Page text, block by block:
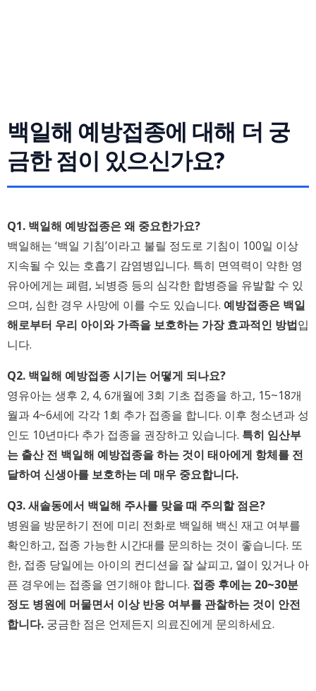
백일해 예방접종에 대해 더 궁
금한 점이 있으신가요?
Q1. 백일해 예방접종은 왜 중요한가요?
백일해는 ‘백일 기침’이라고 불릴 정도로 기침이 100일 이상
지속될 수 있는 호흡기 감염병입니다. 특히 면역력이 약한 영
유아에게는 폐렴, 뇌병증 등의 심각한 합병증을 유발할 수 있
으며, 심한 경우 사망에 이를 수도 있습니다. 예방접종은 백일
해로부터 우리 아이와 가족을 보호하는 가장 효과적인 방법입
니다.
Q2. 백일해 예방접종 시기는 어떻게 되나요?
영유아는 생후 2, 4, 6개월에 3회 기초 접종을 하고, 15~18개
월과 4~6세에 각각 1회 추가 접종을 합니다. 이후 청소년과 성
인도 10년마다 추가 접종을 권장하고 있습니다. 특히 임산부
는 출산 전 백일해 예방접종을 하는 것이 태아에게 항체를 전
달하여 신생아를 보호하는 데 매우 중요합니다.
Q3. 새솔동에서 백일해 주사를 맞을 때 주의할 점은?
병원을 방문하기 전에 미리 전화로 백일해 백신 재고 여부를
확인하고, 접종 가능한 시간대를 문의하는 것이 좋습니다. 또
한, 접종 당일에는 아이의 컨디션을 잘 살피고, 열이 있거나 아
픈 경우에는 접종을 연기해야 합니다. 접종 후에는 20~30분
정도 병원에 머물면서 이상 반응 여부를 관찰하는 것이 안전
합니다. 궁금한 점은 언제든지 의료진에게 문의하세요.